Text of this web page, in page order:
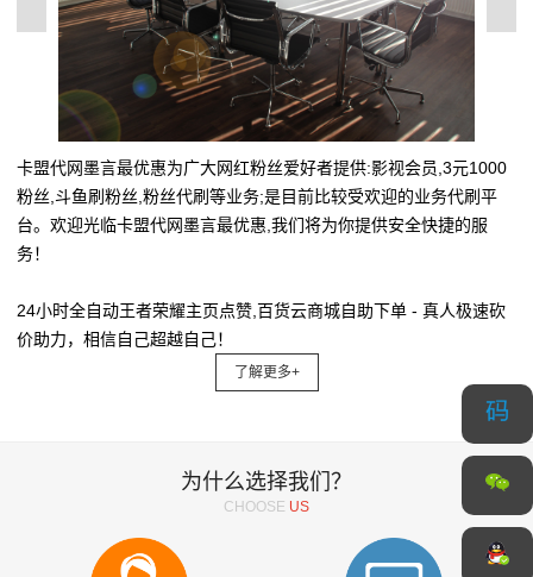
卡盟代网墨言最优惠为广大网红粉丝爱好者提供:影视会员,3元1000
粉丝,斗鱼刷粉丝,粉丝代刷等业务;是目前比较受欢迎的业务代刷平
台。欢迎光临卡盟代网墨言最优惠,我们将为你提供安全快捷的服
务！
24小时全自动王者荣耀主页点赞,百货云商城自助下单 - 真人极速砍
价助力，相信自己超越自己！
了解更多+
为什么选择我们？
CHOOSE US